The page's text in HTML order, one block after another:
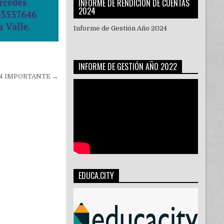
IMPORTANTE →
INFORME DE RENDICIÓN DE CUENTAS
2024
Informe de Gestión Año 2024
INFORME DE GESTIÓN AÑO 2022
EDUCA.CITY